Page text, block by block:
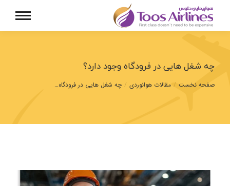
چه شغل هایی در فرودگاه وجود دارد؟
مکان شما:
صفحه نخست مقالات هوانوردی چه شغل هایی در فرودگاه…